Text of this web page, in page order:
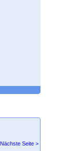
Nächste Seite >